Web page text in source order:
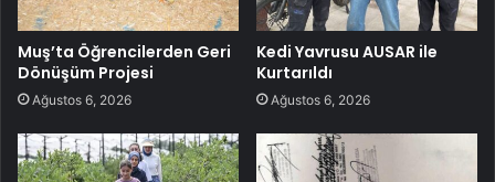
Muş’ta Öğrencilerden Geri
Dönüşüm Projesi
Ağustos 6, 2026
Kedi Yavrusu AUSAR ile
Kurtarıldı
Ağustos 6, 2026